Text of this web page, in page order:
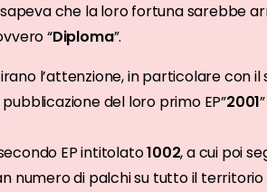
che la loro fortuna sarebbe
“Diploma”.
l’attenzione, in particolare con il
del loro primo EP”2001
EP intitolato1002, a cui poi
numero di palchi su tutto il territorio